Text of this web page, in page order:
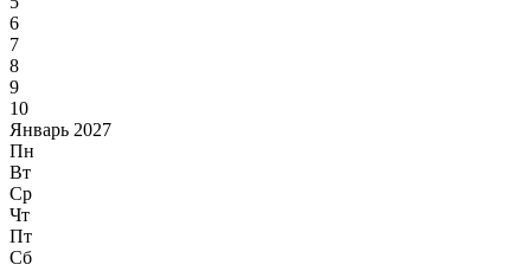
6
7
8
9
10
Январь 2027
Пн
Вт
Ср
Чт
Пт
Сб